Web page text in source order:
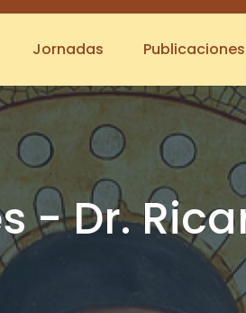
Jornadas Publicaciones
- Dr.